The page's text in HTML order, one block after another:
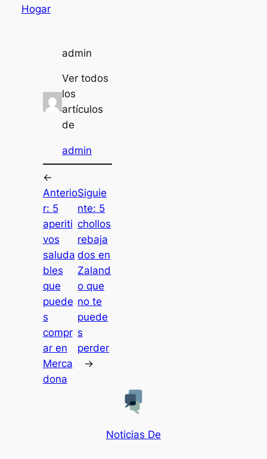
Hogar
admin
Ver todos
los
artículos
de
admin
←
Anterio
r: 5
aperiti
vos
saluda
bles
que
puede
s
compr
ar en
Merca
dona
Siguie
nte: 5
chollos
rebaja
dos en
Zaland
o que
no te
puede
s
perder
→
Noticias De